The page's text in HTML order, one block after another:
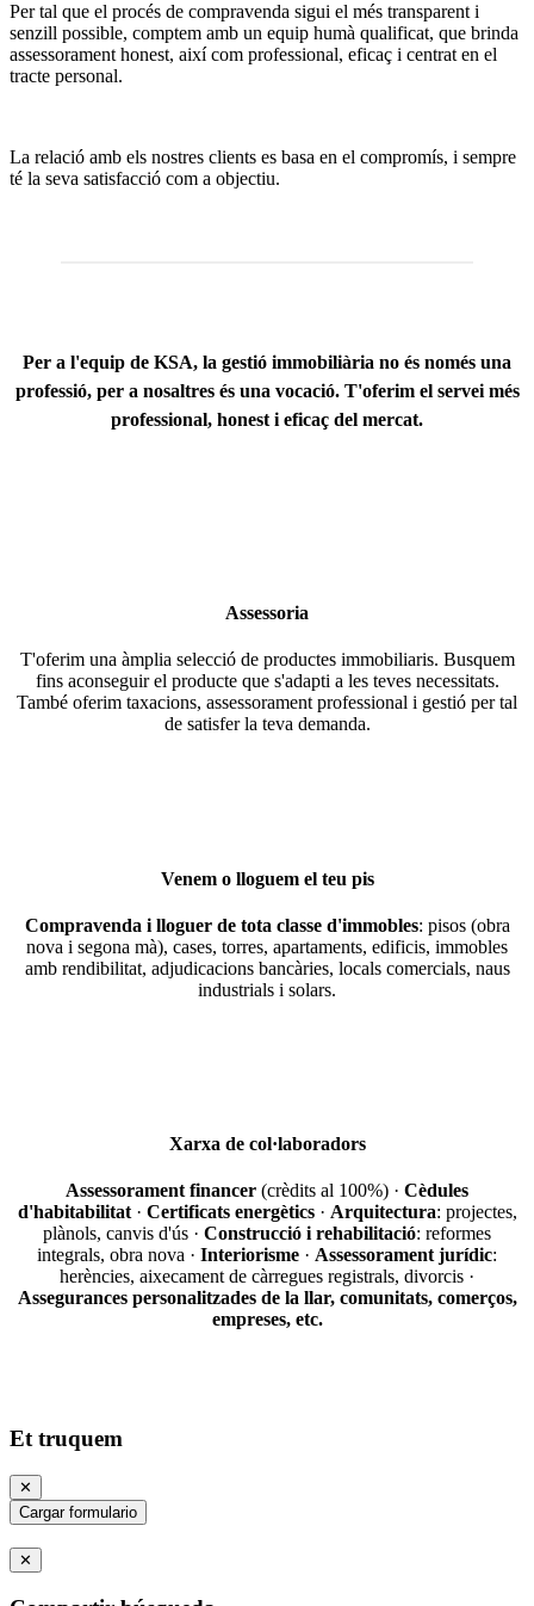
Per tal que el procés de compravenda sigui el més transparent i
senzill possible, comptem amb un equip humà qualificat, que brinda
assessorament honest, així com professional, eficaç i centrat en el
tracte personal.
La relació amb els nostres clients es basa en el compromís, i sempre
té la seva satisfacció com a objectiu.
Per a l'equip de KSA, la gestió immobiliària no és només una
professió, per a nosaltres és una vocació. T'oferim el servei més
professional, honest i eficaç del mercat.
Assessoria
T'oferim una àmplia selecció de productes immobiliaris. Busquem
fins aconseguir el producte que s'adapti a les teves necessitats.
També oferim taxacions, assessorament professional i gestió per tal
de satisfer la teva demanda.
Venem o lloguem el teu pis
Compravenda i lloguer de tota classe d'immobles: pisos (obra
nova i segona mà), cases, torres, apartaments, edificis, immobles
amb rendibilitat, adjudicacions bancàries, locals comercials, naus
industrials i solars.
Xarxa de col·laboradors
Assessorament financer (crèdits al 100%) · Cèdules
d'habitabilitat · Certificats energètics· Arquitectura: projectes,
plànols, canvis d'ús · Construcció i rehabilitació: reformes
integrals, obra nova · Interiorisme · Assessorament jurídic:
herències, aixecament de càrregues registrals, divorcis ·
Assegurances personalitzades de la llar, comunitats, comerços,
empreses, etc.
Et truquem
✕
Cargar formulario
✕